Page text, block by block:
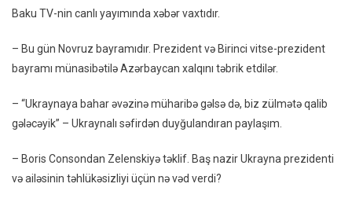
Baku TV-nin canlı yayımında xəbər vaxtıdır.
– Bu gün Novruz bayramıdır. Prezident və Birinci vitse-prezident
bayramı münasibətilə Azərbaycan xalqını təbrik etdilər.
– “Ukraynaya bahar əvəzinə müharibə gəlsə də, biz zülmətə qalib
gələcəyik” – Ukraynalı səfirdən duyğulandıran paylaşım.
– Boris Consondan Zelenskiyə təklif. Baş nazir Ukrayna prezidenti
və ailəsinin təhlükəsizliyi üçün nə vəd verdi?